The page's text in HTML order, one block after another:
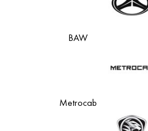
BAW
Metrocab